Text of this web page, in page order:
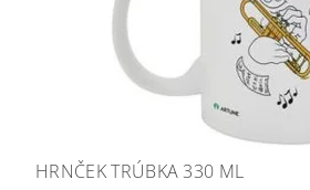
HRNČEK TRÚBKA 330 ML